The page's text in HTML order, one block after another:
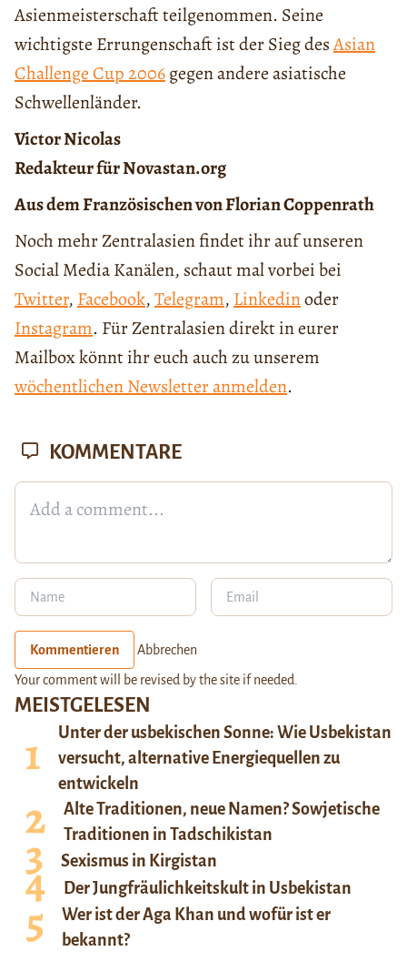
Asienmeisterschaft teilgenommen. Seine
wichtigste Errungenschaft ist der Sieg desAsian
Challenge Cup 2006gegen andere asiatische
Schwellenländer.
Victor Nicolas
Redakteur für Novastan.org
Aus dem Französischen von Florian Coppenrath
Noch mehr Zentralasien findet ihr auf unseren
Social Media Kanälen, schaut mal vorbei bei
Twitter, Facebook,Telegram, Linkedinoder
Instagram. Für Zentralasien direkt in eurer
Mailbox könnt ihr euch auch zu unserem
wöchentlichen Newsletter anmelden.
MEISTGELESEN
Unter der usbekischen Sonne: Wie Usbekistan
versucht, alternative Energiequellen zu
entwickeln
Alte Traditionen, neue Namen? Sowjetische
Traditionen in Tadschikistan
Sexismus in Kirgistan
Der Jungfräulichkeitskult in Usbekistan
Wer ist der Aga Khan und wofür ist er
bekannt?
KOMMENTARE
Kommentieren Abbrechen
Your comment will be revised by the site if needed.